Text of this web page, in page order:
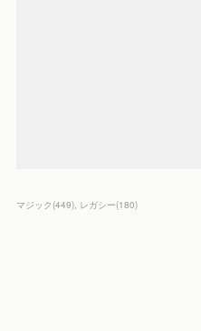
マジック (449) レガシー(180)